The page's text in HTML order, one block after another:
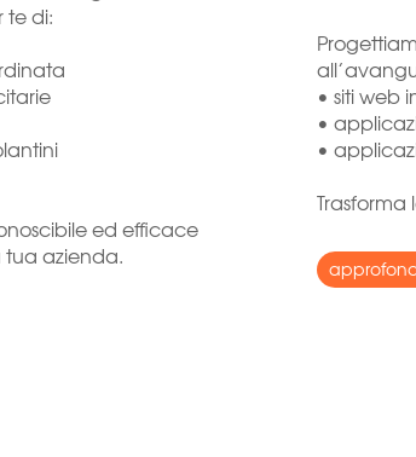
di:
ed efficace
tua azienda.
• siti web
•
•
Trasforma